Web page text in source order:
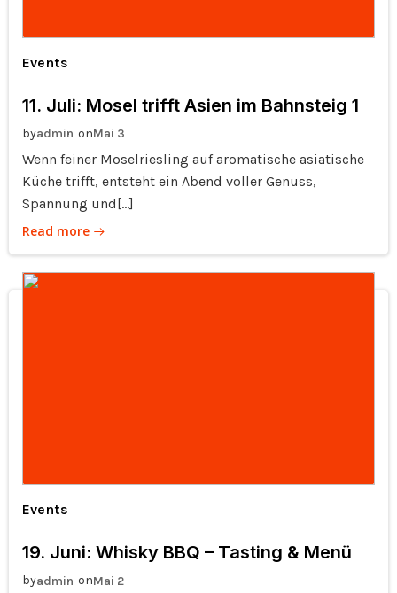
Events
11. Juli: Mosel trifft Asien im Bahnsteig 1
byadmin onMai 3
Wenn feiner Moselriesling auf aromatische asiatische
Küche trifft, entsteht ein Abend voller Genuss,
Spannung und[…]
Read more
Events
19. Juni: Whisky BBQ – Tasting & Menü
byadmin onMai 2